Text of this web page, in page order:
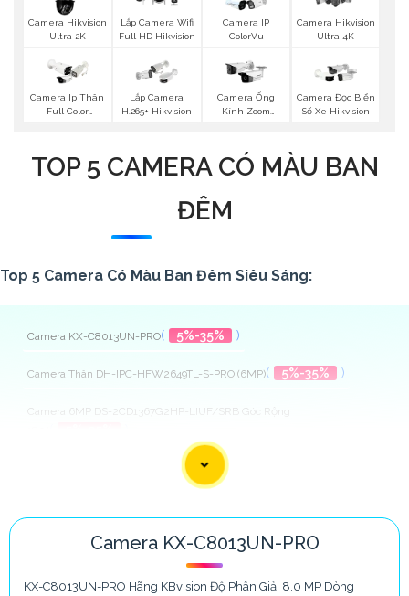
Camera Hikvision
Ultra 2K
Lắp Camera Wifi
Full HD Hikvision
Camera IP
ColorVu
Camera Hikvision
Ultra 4K
Camera Ip Thân
Full Color
Lắp Camera
H.265+ Hikvision
Camera Ống
Kính Zoom
Camera Đọc Biển
Số Xe Hikvision
TOP 5 CAMERA CÓ MÀU BAN
ĐÊM
Top 5 Camera Có Màu Ban Đêm Siêu Sáng:
Camera KX-C8013UN-PRO( 5%-35% )
Camera Thân DH-IPC-HFW2649TL-S-PRO (6MP)( 5%-35% )
Camera 6MP DS-2CD1367G2HP-LIUF/SRB Góc Rộng
Camera Quay Quét 6MP DS-2CD1T67G2HP-LIUF/SRB
Top 5 Camera Có Màu Ban Đêm
Camera KX-C8013UN-PRO
KX-C8013UN-PRO Hãng KBvision Độ Phân Giải 8.0 MP Dòng